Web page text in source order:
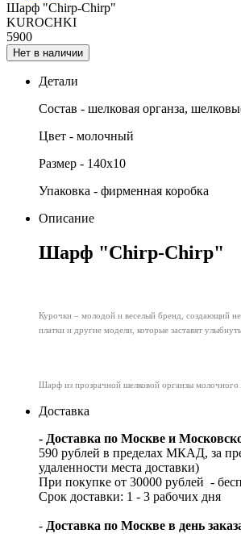
Шарф "Сhirp-Chirp"
KUROCHKI
5900
Нет в наличии
Детали
Состав - шелковая органза,
Цвет - молочный
Размер - 140х10
Упаковка - фирменная коробка
Описание
Шарф "Chirp-Chirp"
Курочки – молодой и веселый бренд, создающий
платки и другие модели, которые заставят
Шарф из прозрачной шелковой органзы молочного
Доставка
- Доставка по Москве и
590 рублей в пределах МКАД, за
удаленности места доставки)
При покупке от 30000 рублей -
Срок доставки: 1 - 3 рабочих дня
- Доставка по Москве в день